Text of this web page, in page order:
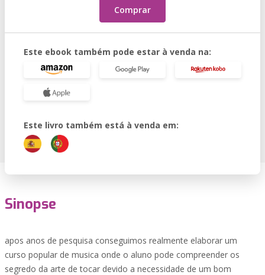
Comprar
Este ebook também pode estar à venda na:
Este livro também está à venda em:
Sinopse
apos anos de pesquisa conseguimos realmente elaborar um
curso popular de musica onde o aluno pode compreender os
segredo da arte de tocar devido a necessidade de um bom